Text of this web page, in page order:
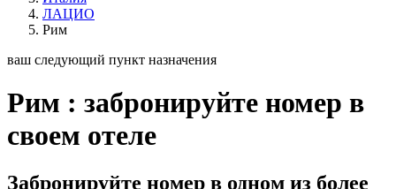
ЛАЦИО
Рим
ваш следующий пункт назначения
Рим : забронируйте номер в
своем отеле
Забронируйте номер в одном из более